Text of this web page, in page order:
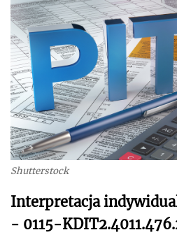
Shutterstock
Interpretacja
- 0115-